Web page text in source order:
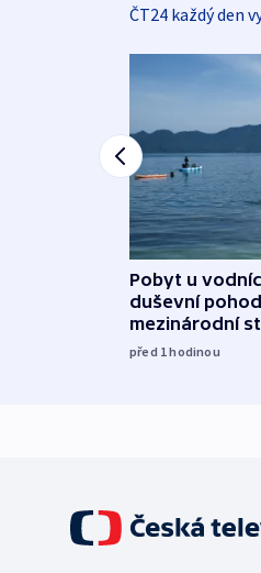
ČT24 každý den
Pobyt u
duševní
mezinárodní
před 1hodinou